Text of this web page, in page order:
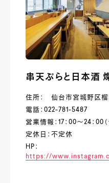
串天ぷらと日本酒
住所： 仙台市宮城野区
電話：022-781-5487
営業情報：17：00～24：00
定休日：不定休
HP：
https://